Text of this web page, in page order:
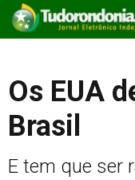
Os EUA
Brasil
E tem que ser